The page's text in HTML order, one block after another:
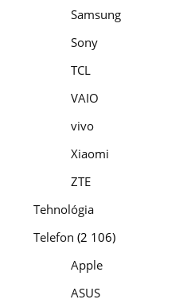
Samsung
Sony
TCL
VAIO
vivo
Xiaomi
ZTE
Tehnológia
Telefon (2 106)
Apple
ASUS